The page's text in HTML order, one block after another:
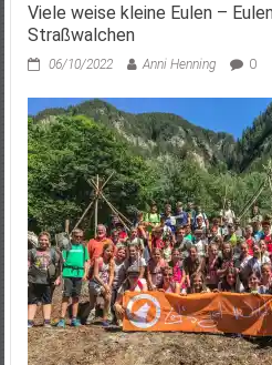
Viele weise kleine Eulen –
Straßwalchen
06/10/2022 Anni Henning 0